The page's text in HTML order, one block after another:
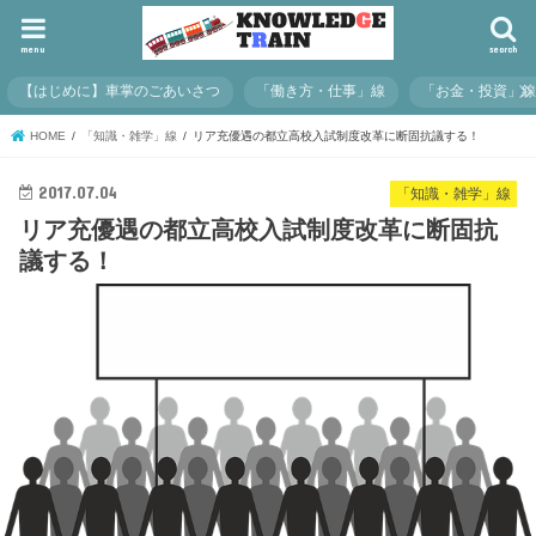
search
menu
【はじめに】車掌のごあいさつ 「働き方・仕事」線 「お金・投資」線
HOME 「知識・雑学」線 リア充優遇の都立高校入試制度改革に断固抗議する！
「知識・雑学」線
2017.07.04
リア充優遇の都立高校入試制度改革に断固抗
議する！